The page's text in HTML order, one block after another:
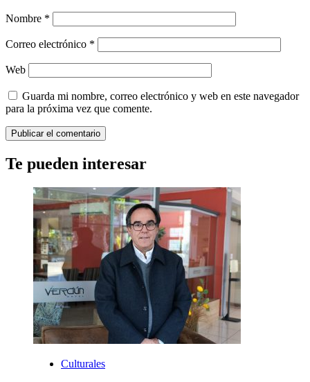
Nombre *
Correo electrónico *
Web
Guarda mi nombre, correo electrónico y web en este navegador
para la próxima vez que comente.
Te pueden interesar
Culturales